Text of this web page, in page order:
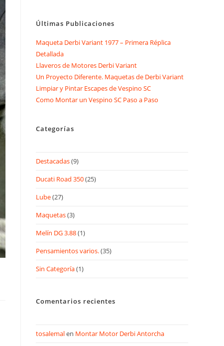
Últimas Publicaciones
Maqueta Derbi Variant 1977 – Primera Réplica
Detallada
Llaveros de Motores Derbi Variant
Un Proyecto Diferente. Maquetas de Derbi Variant
Limpiar y Pintar Escapes de Vespino SC
Como Montar un Vespino SC Paso a Paso
Categorías
Destacadas(9)
Ducati Road 350(25)
Lube(27)
Maquetas(3)
Melín DG 3.88(1)
Pensamientos varios.(35)
Sin Categoría(1)
Comentarios recientes
tosalemalen Montar Motor Derbi Antorcha